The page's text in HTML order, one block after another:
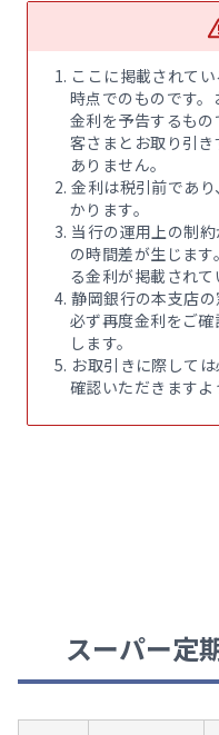
外国送金・外貨両替
プレミアムプログラム
S-mile
しずぎん金融商品仲介
サービス
年金
国債
商品概要説明書一覧
各種取引規定一覧
円預金金利
外貨預金金利
ローン金利
外国為替相場
インターネット支
インターネット支
インターネット支
保険の見直しに
しずぎん年金教室
ライフプランセ
joyca
お手
メールオーダーサ
ここに掲載されて
時点でのものです
金利を予告するも
客さまとお取り引
ありません。
金利は税引前であ
かります。
当行の運用上の制
の時間差が生じま
る金利が掲載されて
静岡銀行の本支店の
必ず再度金利をご
します。
お取引きに際して
確認いただきますよ
スーパー定